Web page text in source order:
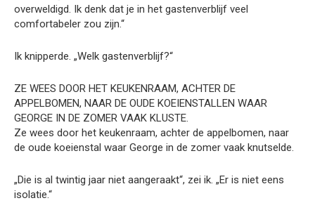
overweldigd. Ik denk dat je in het gastenverblijf veel
comfortabeler zou zijn.“
Ik knipperde. „Welk gastenverblijf?“
ZE WEES DOOR HET KEUKENRAAM, ACHTER DE
APPELBOMEN, NAAR DE OUDE KOEIENSTALLEN WAAR
GEORGE IN DE ZOMER VAAK KLUSTE.
Ze wees door het keukenraam, achter de appelbomen, naar
de oude koeienstal waar George in de zomer vaak knutselde.
„Die is al twintig jaar niet aangeraakt“, zei ik. „Er is niet eens
isolatie.“